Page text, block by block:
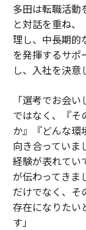
多田は転職活動
と対話を重ね
理し、中長期的
を発揮するサポ
し、入社を決意
「選考でお会
ではなく、『そ
か』『どんな環
向き合っていま
経験が表れてい
が伝わってきま
だけでなく、そ
存在になりたい
す」